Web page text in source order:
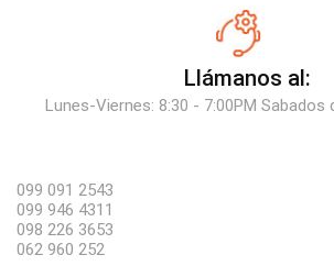
Llámanos al:
Lunes-Viernes: 8:30 - 7:00PM Sabados
099 091 2543
099 946 4311
098 226 3653
062 960 252